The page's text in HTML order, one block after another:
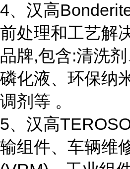
4、汉高
前处理和工艺解
品牌,包含:清洗剂
磷化液、环保纳
调剂等 。
5、汉高
输组件、车辆维